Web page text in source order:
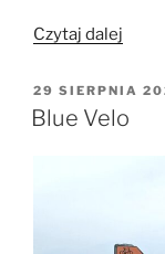
Czytaj dalej
do
OPUBLIKOWANE
W
29 SIERPNIA
Blue Velo